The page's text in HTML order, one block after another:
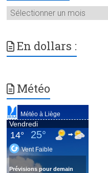
Archives
En dollars :
Météo